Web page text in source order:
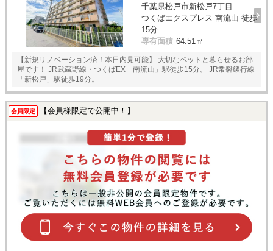
千葉県松戸市新松戸7丁目
つくばエクスプレス 南流山 徒歩
15分
専有面積 64.51㎡
【新規リノベーション済！本日内見可能】 大切なペットと暮らせるお部
屋です！ JR武蔵野線・つくばEX「南流山」駅徒歩15分。 JR常磐緩行線
「新松戸」駅徒歩19分。
会員限定 【会員様限定で公開中！】